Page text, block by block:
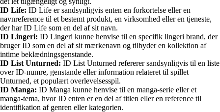
ID Life: ID Life er sandsynligvis enten en forkortelse eller en
navnreference til et bestemt produkt, en virksomhed eller en tjeneste,
der har ID Life som en del af sit navn.
ID Lingeri: ID Lingeri kunne henvise til en specifik lingeri brand, der
bruger ID som en del af sit mærkenavn og tilbyder en kollektion af
intime beklædningsgenstande.
ID List Unturned: ID List Unturned refererer sandsynligvis til en liste
over ID-numre, genstande eller information relateret til spillet
Unturned, et populært overlevelsesspil.
ID Manga: ID Manga kunne henvise til en manga-serie eller et
manga-tema, hvor ID enten er en del af titlen eller en reference til
identifikation af genren eller kategorien.